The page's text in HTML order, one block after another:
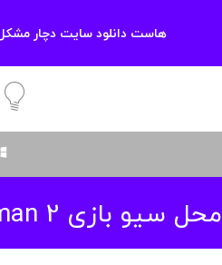
هاست دانلود سایت دچار
محل سیو بازی the amazing spider man 2